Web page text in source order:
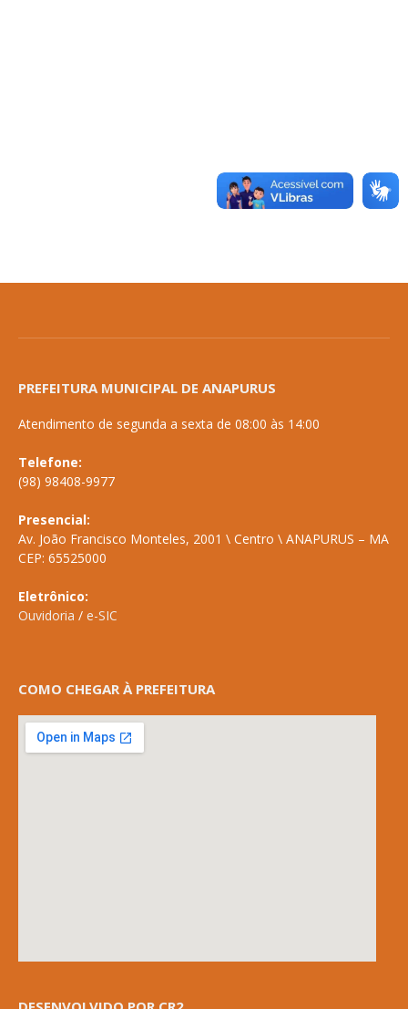
PREFEITURA MUNICIPAL DE ANAPURUS
Atendimento de segunda a sexta de 08:00 às 14:00
Telefone:
(98) 98408-9977
Presencial:
Av. João Francisco Monteles, 2001 \ Centro \ ANAPURUS – MA
CEP: 65525000
Eletrônico:
Ouvidoria / e-SIC
COMO CHEGAR À PREFEITURA